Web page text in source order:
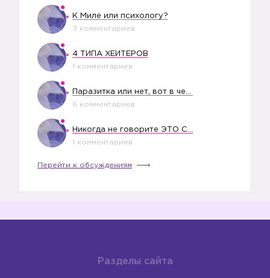
К Миле или психологу?
3 комментариев
4 ТИПА ХЕЙТЕРОВ
1 комментариев
6 комментариев
1 комментариев
Перейти к обсуждениям
Разделы сайта